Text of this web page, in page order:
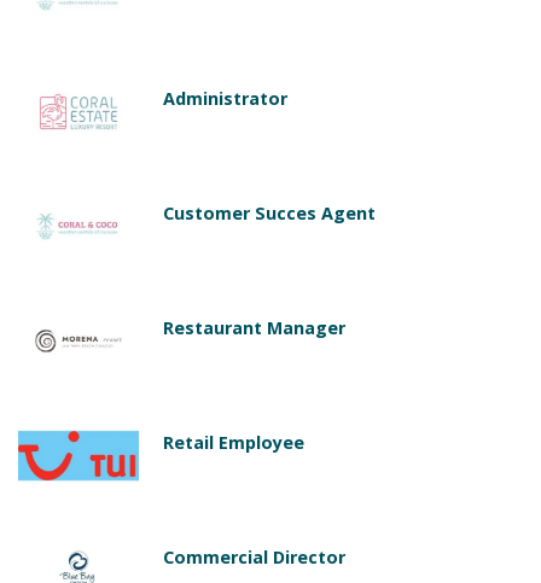
Administrator
Customer Succes Agent
Restaurant Manager
Retail Employee
Commercial Director